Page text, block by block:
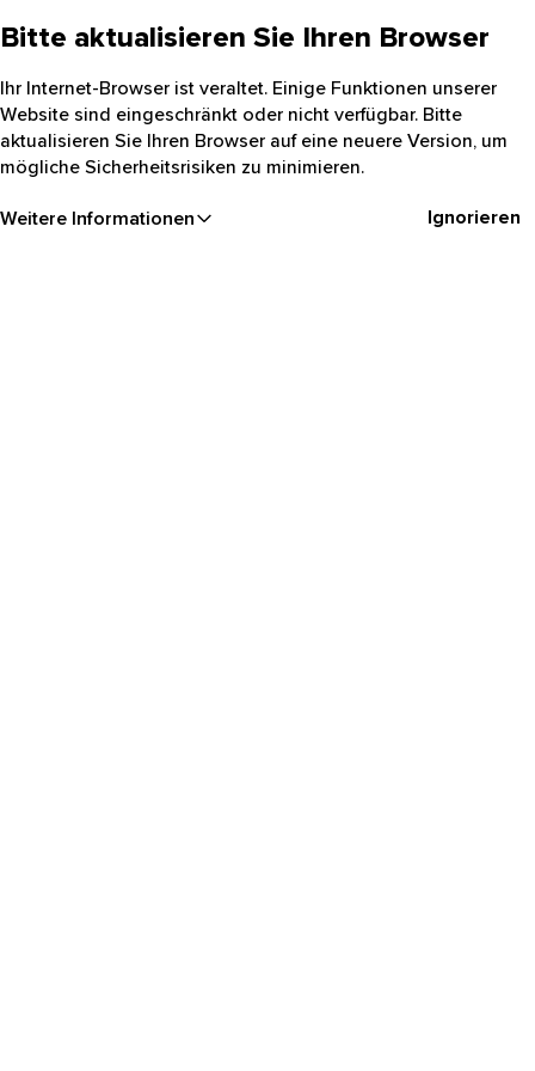
Bitte aktualisieren Sie Ihren Browser
Ihr Internet-Browser ist veraltet. Einige Funktionen unserer
Website sind eingeschränkt oder nicht verfügbar. Bitte
aktualisieren Sie Ihren Browser auf eine neuere Version, um
mögliche Sicherheitsrisiken zu minimieren.
Weitere Informationen Ignorieren